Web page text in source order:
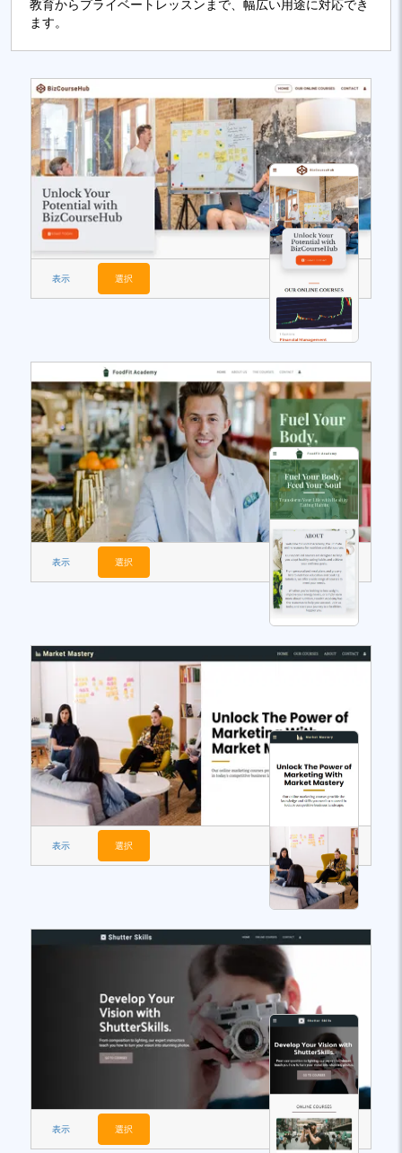
教育からプライベートレッスンまで、幅広い用途に対応でき
ます。
表示 選択
表示 選択
表示 選択
表示 選択